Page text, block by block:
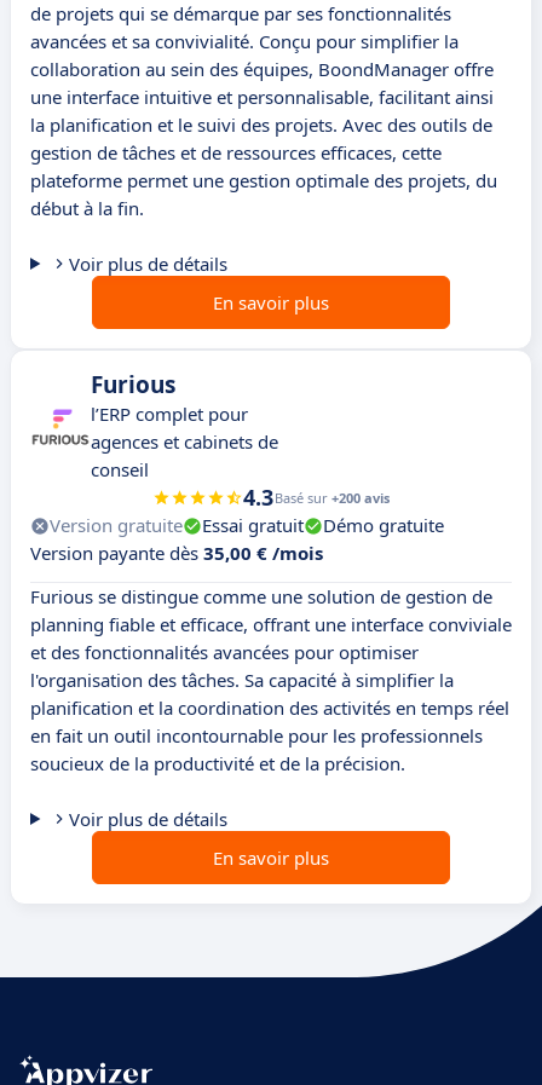
de projets qui se démarque par ses fonctionnalités
avancées et sa convivialité. Conçu pour simplifier la
collaboration au sein des équipes, BoondManager offre
une interface intuitive et personnalisable, facilitant ainsi
la planification et le suivi des projets. Avec des outils de
gestion de tâches et de ressources efficaces, cette
plateforme permet une gestion optimale des projets, du
début à la fin.
Voir plus de détails
En savoir plus
Furious
l’ERP complet pour
agences et cabinets de
conseil
4.3Basé sur +200 avis
Version gratuite Essai gratuit
Démo gratuite
Version payante dès 35,00 € /mois
Furious se distingue comme une solution de gestion de
planning fiable et efficace, offrant une interface conviviale
et des fonctionnalités avancées pour optimiser
l'organisation des tâches. Sa capacité à simplifier la
planification et la coordination des activités en temps réel
en fait un outil incontournable pour les professionnels
soucieux de la productivité et de la précision.
Voir plus de détails
En savoir plus